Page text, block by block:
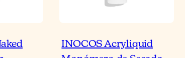
INOCOS Acryliquid